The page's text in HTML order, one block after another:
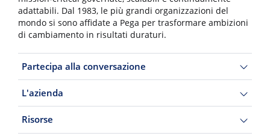
adattabili. Dal 1983, le più grandi organizzazioni del
mondo si sono affidate a Pega per trasformare ambizioni
di cambiamento in risultati duraturi.
Partecipa alla conversazione
L'azienda
Risorse